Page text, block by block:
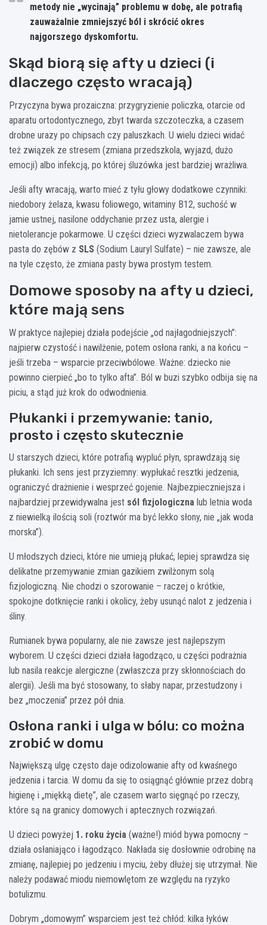
metody nie „wycinają” problemu w dobę, ale potrafią
zauważalnie zmniejszyć ból i skrócić okres
najgorszego dyskomfortu.
Skąd biorą się afty u dzieci (i
dlaczego często wracają)
Przyczyna bywa prozaiczna: przygryzienie policzka, otarcie od
aparatu ortodontycznego, zbyt twarda szczoteczka, a czasem
drobne urazy po chipsach czy paluszkach. U wielu dzieci widać
też związek ze stresem (zmiana przedszkola, wyjazd, dużo
emocji) albo infekcją, po której śluzówka jest bardziej wrażliwa.
Jeśli afty wracają, warto mieć z tyłu głowy dodatkowe czynniki:
niedobory żelaza, kwasu foliowego, witaminy B12, suchość w
jamie ustnej, nasilone oddychanie przez usta, alergie i
nietolerancje pokarmowe. U części dzieci wyzwalaczem bywa
pasta do zębów z SLS (Sodium Lauryl Sulfate) – nie zawsze, ale
na tyle często, że zmiana pasty bywa prostym testem.
Domowe sposoby na afty u dzieci,
które mają sens
W praktyce najlepiej działa podejście „od najłagodniejszych”:
najpierw czystość i nawilżenie, potem osłona ranki, a na końcu –
jeśli trzeba – wsparcie przeciwbólowe. Ważne: dziecko nie
powinno cierpieć „bo to tylko afta”. Ból w buzi szybko odbija się na
piciu, a stąd już krok do odwodnienia.
Płukanki i przemywanie: tanio,
prosto i często skutecznie
U starszych dzieci, które potrafią wypluć płyn, sprawdzają się
płukanki. Ich sens jest przyziemny: wypłukać resztki jedzenia,
ograniczyć drażnienie i wesprzeć gojenie. Najbezpieczniejsza i
najbardziej przewidywalna jest sól fizjologiczna lub letnia woda
z niewielką ilością soli (roztwór ma być lekko słony, nie „jak woda
morska”).
U młodszych dzieci, które nie umieją płukać, lepiej sprawdza się
delikatne przemywanie zmian gazikiem zwilżonym solą
fizjologiczną. Nie chodzi o szorowanie – raczej o krótkie,
spokojne dotknięcie ranki i okolicy, żeby usunąć nalot z jedzenia i
śliny.
Rumianek bywa popularny, ale nie zawsze jest najlepszym
wyborem. U części dzieci działa łagodząco, u części podrażnia
lub nasila reakcje alergiczne (zwłaszcza przy skłonnościach do
alergii). Jeśli ma być stosowany, to słaby napar, przestudzony i
bez „moczenia” przez pół dnia.
Osłona ranki i ulga w bólu: co można
zrobić w domu
Największą ulgę często daje odizolowanie afty od kwaśnego
jedzenia i tarcia. W domu da się to osiągnąć głównie przez dobrą
higienę i „miękką dietę”, ale czasem warto sięgnąć po rzeczy,
które są na granicy domowych i aptecznych rozwiązań.
U dzieci powyżej 1. roku życia (ważne!) miód bywa pomocny –
działa osłaniająco i łagodząco. Nakłada się dosłownie odrobinę na
zmianę, najlepiej po jedzeniu i myciu, żeby dłużej się utrzymał. Nie
należy podawać miodu niemowlętom ze względu na ryzyko
botulizmu.
Dobrym „domowym” wsparciem jest też chłód: kilka łyków